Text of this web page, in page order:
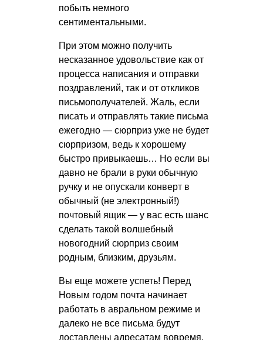
побыть немного
сентиментальными.
При этом можно получить
несказанное удовольствие как от
процесса написания и отправки
поздравлений, так и от откликов
письмополучателей. Жаль, если
писать и отправлять такие письма
ежегодно — сюрприз уже не будет
сюрпризом, ведь к хорошему
быстро привыкаешь… Но если вы
давно не брали в руки обычную
ручку и не опускали конверт в
обычный (не электронный!)
почтовый ящик — у вас есть шанс
сделать такой волшебный
новогодний сюрприз своим
родным, близким, друзьям.
Вы еще можете успеть! Перед
Новым годом почта начинает
работать в авральном режиме и
далеко не все письма будут
доставлены адресатам вовремя.